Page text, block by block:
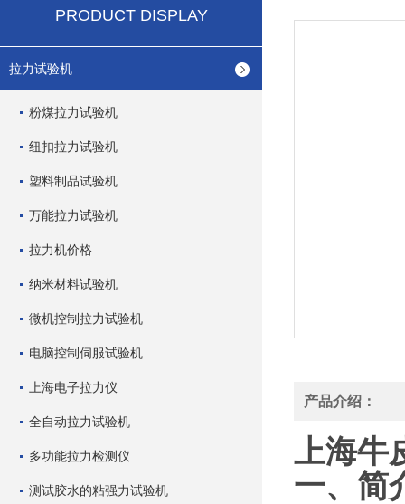
PRODUCT DISPLAY
拉力试验机
粉煤拉力试验机
纽扣拉力试验机
塑料制品试验机
万能拉力试验机
拉力机价格
纳米材料试验机
微机控制拉力试验机
电脑控制伺服试验机
上海电子拉力仪
全自动拉力试验机
多功能拉力检测仪
测试胶水的粘强力试验机
产品介绍：
上海牛
一、简